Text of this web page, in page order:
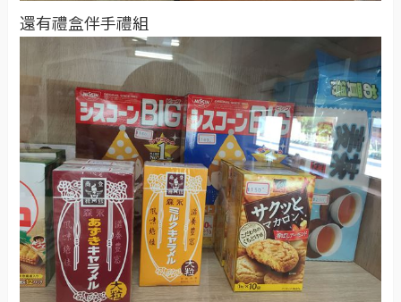
還有禮盒伴手禮組